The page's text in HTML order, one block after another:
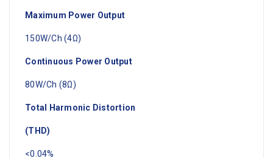
Maximum Power Output
150W/Ch (4Ω)
Continuous Power Output
80W/Ch (8Ω)
Total Harmonic Distortion
(THD)
<0.04%